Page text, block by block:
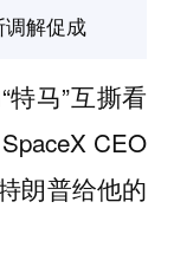
解促成
特马”互撕看
CEO
朗普给他的